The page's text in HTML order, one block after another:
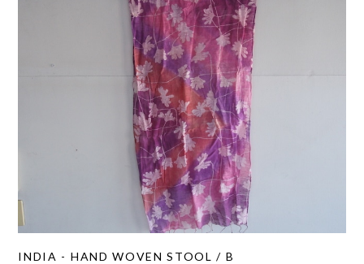
INDIA - HAND WOVEN STOOL / B